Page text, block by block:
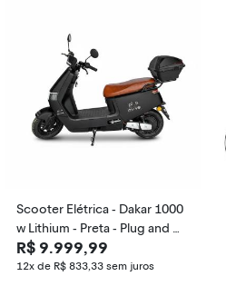
Scooter Elétrica - Dakar 1000
w Lithium - Preta - Plug and M
ove
R$ 9.999,99
12x de R$ 833,33 sem juros